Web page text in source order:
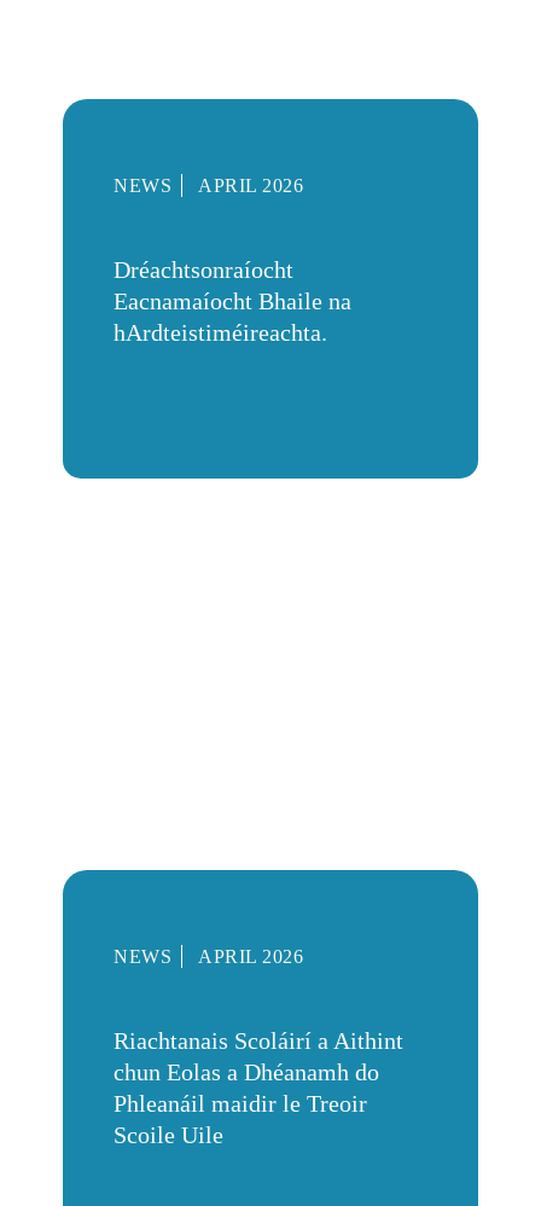
NEWS APRIL 2026
Dréachtsonraíocht
Eacnamaíocht Bhaile na
hArdteistiméireachta.
NEWS APRIL 2026
Riachtanais Scoláirí a Aithint
chun Eolas a Dhéanamh do
Phleanáil maidir le Treoir
Scoile Uile